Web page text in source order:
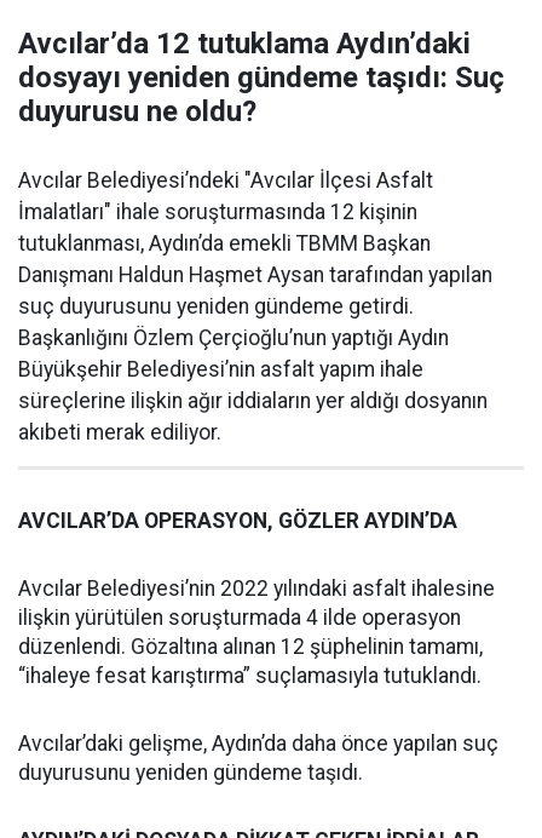
Avcılar’da 12 tutuklama Aydın’daki
dosyayı yeniden gündeme taşıdı: Suç
duyurusu ne oldu?
Avcılar Belediyesi’ndeki "Avcılar İlçesi Asfalt
İmalatları" ihale soruşturmasında 12 kişinin
tutuklanması, Aydın’da emekli TBMM Başkan
Danışmanı Haldun Haşmet Aysan tarafından yapılan
suç duyurusunu yeniden gündeme getirdi.
Başkanlığını Özlem Çerçioğlu’nun yaptığı Aydın
Büyükşehir Belediyesi’nin asfalt yapım ihale
süreçlerine ilişkin ağır iddiaların yer aldığı dosyanın
akıbeti merak ediliyor.
AVCILAR’DA OPERASYON, GÖZLER AYDIN’DA
Avcılar Belediyesi’nin 2022 yılındaki asfalt ihalesine
ilişkin yürütülen soruşturmada 4 ilde operasyon
düzenlendi. Gözaltına alınan 12 şüphelinin tamamı,
“ihaleye fesat karıştırma” suçlamasıyla tutuklandı.
Avcılar’daki gelişme, Aydın’da daha önce yapılan suç
duyurusunu yeniden gündeme taşıdı.